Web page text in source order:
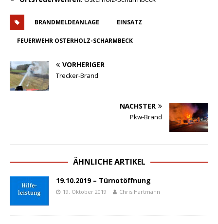
BRANDMELDEANLAGE EINSATZ
FEUERWEHR OSTERHOLZ-SCHARMBECK
VORHERIGER
Trecker-Brand
NÄCHSTER
Pkw-Brand
ÄHNLICHE ARTIKEL
19.10.2019 – Türnotöffnung
19. Oktober 2019 Chris Hartmann